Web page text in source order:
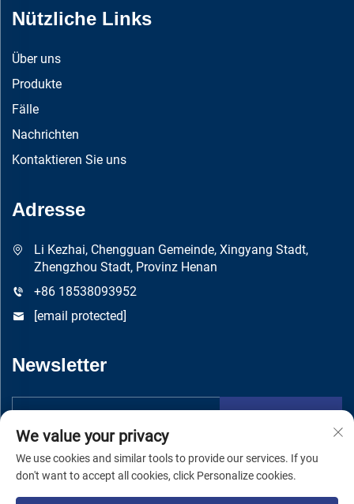
Nützliche Links
Über uns
Produkte
Fälle
Nachrichten
Kontaktieren Sie uns
Adresse
Li Kezhai, Chengguan Gemeinde, Xingyang Stadt,
Zhengzhou Stadt, Provinz Henan
+86 18538093952
[email protected]
Newsletter
We value your privacy
We use cookies and similar tools to provide our services. If you
don't want to accept all cookies, click Personalize cookies.